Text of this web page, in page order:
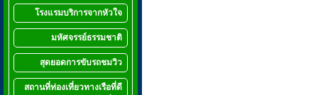
โรงแรมบริการจากหัวใจ
มหัศจรรย์ธรรมชาติ
สุดยอดการขับรถชมวิว
สถานที่ท่องเที่ยวทางเรือที่ดี